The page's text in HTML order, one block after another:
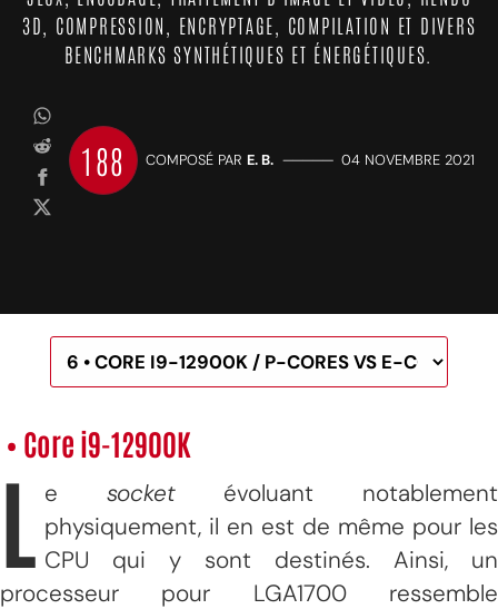
3D, COMPRESSION, ENCRYPTAGE, COMPILATION ET DIVERS
BENCHMARKS SYNTHÉTIQUES ET ÉNERGÉTIQUES.
188 COMPOSÉ PAR E. B. ————— 04 NOVEMBRE 2021
• Core i9-12900K
L e socketévoluant notablement
physiquement, il en est de même pour les
CPU qui y sont destinés. Ainsi, un
processeur pour LGA1700 ressemble